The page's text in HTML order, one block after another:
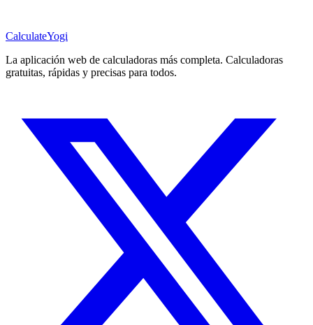
CalculateYogi
La aplicación web de calculadoras más completa. Calculadoras
gratuitas, rápidas y precisas para todos.